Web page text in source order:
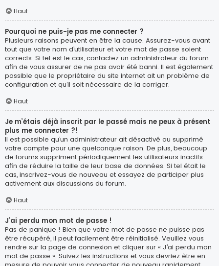
Haut
Pourquoi ne puis-je pas me connecter ?
Plusieurs raisons peuvent en être la cause. Assurez-vous avant
tout que votre nom d’utilisateur et votre mot de passe soient
corrects. Si tel est le cas, contactez un administrateur du forum
afin de vous assurer de ne pas avoir été banni. Il est également
possible que le propriétaire du site internet ait un problème de
configuration et qu’il soit nécessaire de la corriger.
Haut
Je m’étais déjà inscrit par le passé mais ne peux à présent
plus me connecter ?!
Il est possible qu’un administrateur ait désactivé ou supprimé
votre compte pour une quelconque raison. De plus, beaucoup
de forums suppriment périodiquement les utilisateurs inactifs
afin de réduire la taille de leur base de données. Si tel était le
cas, inscrivez-vous de nouveau et essayez de participer plus
activement aux discussions du forum.
Haut
J’ai perdu mon mot de passe !
Pas de panique ! Bien que votre mot de passe ne puisse pas
être récupéré, il peut facilement être réinitialisé. Veuillez vous
rendre sur la page de connexion et cliquer sur « J’ai perdu mon
mot de passe ». Suivez les instructions et vous devriez être en